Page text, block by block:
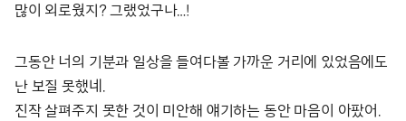
많이 외로웠지? 그랬었구나…!
그동안 너의 기분과 일상을 들여다볼 가까운 거리에 있었음에도
난 보질 못했네.
진작 살펴주지 못한 것이 미안해 얘기하는 동안 마음이 아팠어.